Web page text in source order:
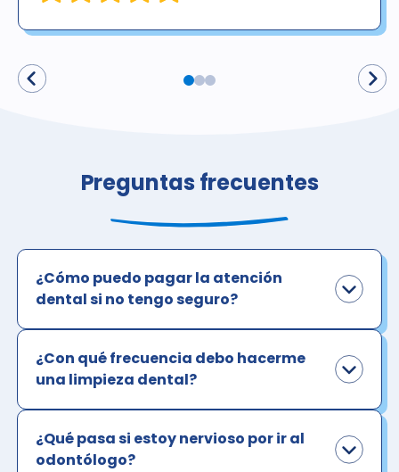
Preguntas frecuentes
¿Cómo puedo pagar la atención
dental si no tengo seguro?
¿Con qué frecuencia debo hacerme
una limpieza dental?
¿Qué pasa si estoy nervioso por ir al
odontólogo?